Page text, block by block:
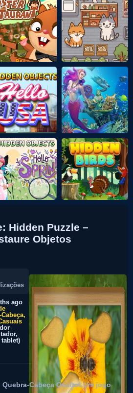
Hidden Puzzle –
Objetos
ago
Quebra-Cabeça Oculto! Um jogo